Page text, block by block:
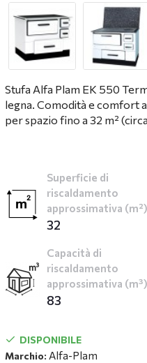
Stufa Alfa Plam EK 550
legna. Comodità e comfort
per spazio fino a 32 m²
Superficie di
riscaldamento
approssimativa (m²)
32
Capacità di
riscaldamento
approssimativa (m³)
83
DISPONIBILE
Marchio: Alfa-Plam